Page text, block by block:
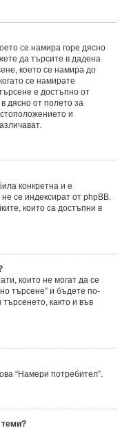
се намира горе дясно
да търсите в дадена
което се намира до
се намирате
е достъпно от
дясно от полето за
и
конкретна и е
се индексират от phpBB.
които са достъпни в
които не могат да се
търсене” и бъдете по-
както и във
“Намери потребител”.
теми?